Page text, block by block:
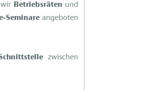
wir Betriebsräten und
Seminareangeboten
zwischen